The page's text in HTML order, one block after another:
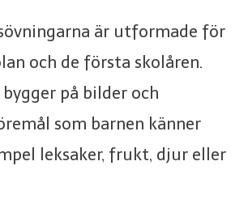
är utformade för
och de första skolåren.
på bilder och
som barnen känner
leksaker, frukt, djur eller